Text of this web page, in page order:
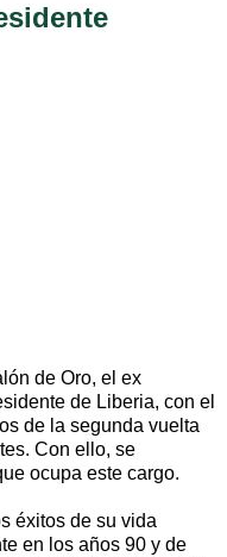
de Oro, el ex
de Liberia, con el
de la segunda vuelta
Con ello, se
ocupa este cargo.
éxitos de su vida
en los años 90 y de